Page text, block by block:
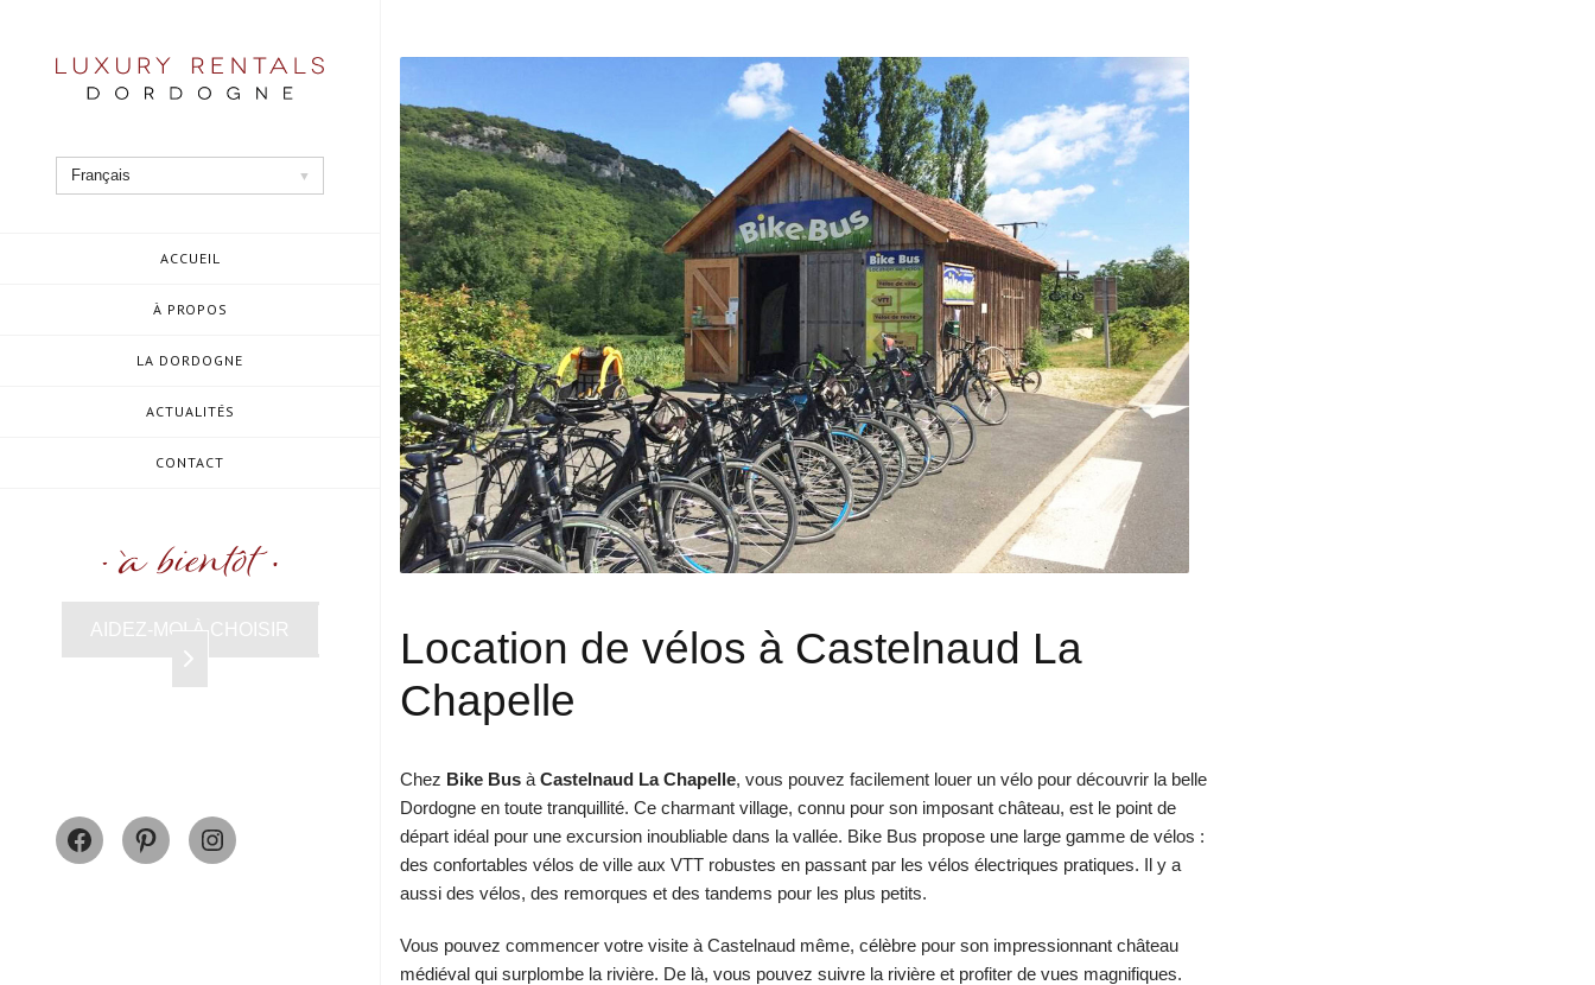
contenu
Français
ACCUEIL
À PROPOS
LA DORDOGNE
ACTUALITÉS
CONTACT
AIDEZ-MOI À CHOISIR
Facebook
PinterestInstagram
Location de vélos à Castelnaud La
Chapelle
Chez Bike Bus à Castelnaud La Chapelle, vous pouvez facilement louer un vélo pour découvrir la belle
Dordogne en toute tranquillité. Ce charmant village, connu pour son imposant château, est le point de
départ idéal pour une excursion inoubliable dans la vallée. Bike Bus propose une large gamme de vélos :
des confortables vélos de ville aux VTT robustes en passant par les vélos électriques pratiques. Il y a
aussi des vélos, des remorques et des tandems pour les plus petits.
Vous pouvez commencer votre visite à Castelnaud même, célèbre pour son impressionnant château
médiéval qui surplombe la rivière. De là, vous pouvez suivre la rivière et profiter de vues magnifiques.